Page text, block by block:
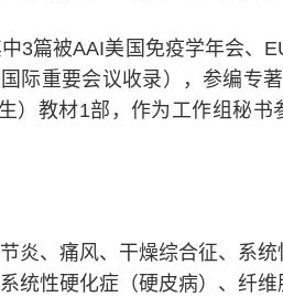
3篇被AAI美国免疫学年会、
际重要会议收录），参编专
）教材1部，作为工作组秘
炎、痛风、干燥综合征、系统
统性硬化症（硬皮病）、纤维